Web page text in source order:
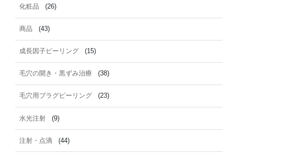
化粧品 (26)
商品 (43)
成長因子ピーリング (15)
毛穴の開き・黒ずみ治療 (38)
毛穴用プラグピーリング (23)
水光注射 (9)
注射・点滴 (44)